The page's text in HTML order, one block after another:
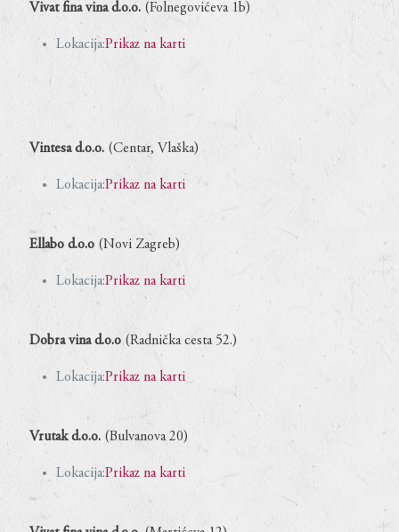
Vivat fina vina d.o.o. (Folnegovićeva 1b)
Lokacija:Prikaz na karti
Vintesa d.o.o. (Centar, Vlaška)
Lokacija:Prikaz na karti
Ellabo d.o.o (Novi Zagreb)
Lokacija:Prikaz na karti
Dobra vina d.o.o (Radnička cesta 52.)
Lokacija:Prikaz na karti
Vrutak d.o.o. (Bulvanova 20)
Lokacija:Prikaz na karti